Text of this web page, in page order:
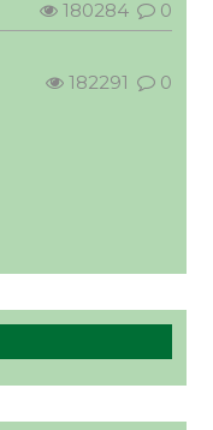
62 0
180284
0
182291 0